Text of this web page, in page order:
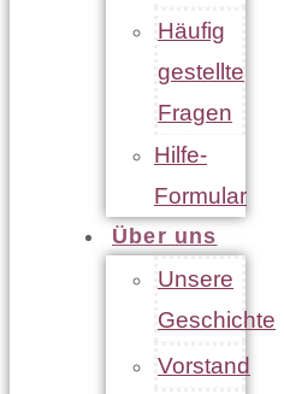
Häufig
gestellte
Fragen
Hilfe-
Formular
Über uns
Unsere
Geschichte
Vorstand